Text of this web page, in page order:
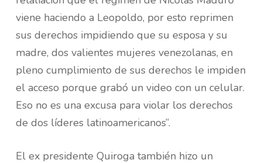
viene haciendo a Leopoldo, por esto reprimen
sus derechos impidiendo que su esposa y su
madre, dos valientes mujeres venezolanas, en
pleno cumplimiento de sus derechos le impiden
el acceso porque grabó un video con un celular.
Eso no es una excusa para violar los derechos
de dos líderes latinoamericanos”.
El ex presidente Quiroga también hizo un